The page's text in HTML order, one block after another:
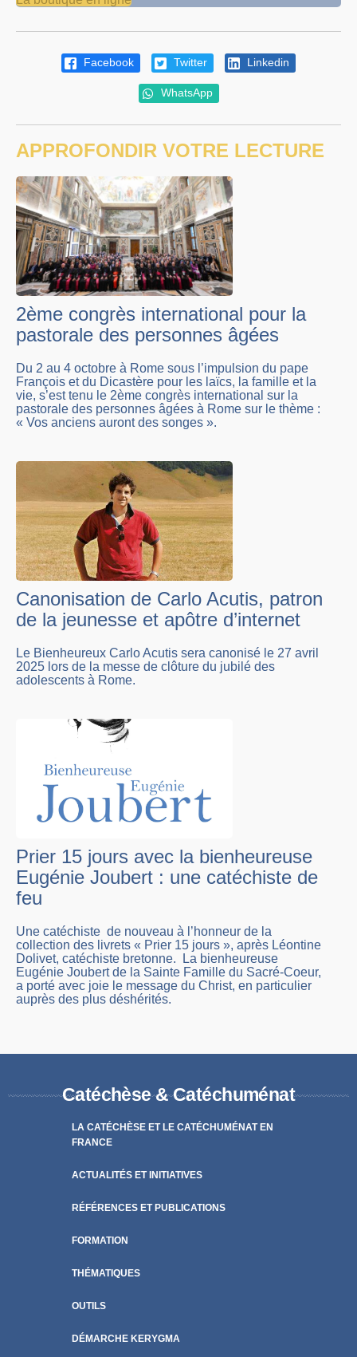
Facebook Twitter Linkedin
WhatsApp
APPROFONDIR VOTRE LECTURE
2ème congrès international pour la
pastorale des personnes âgées
Du 2 au 4 octobre à Rome sous l’impulsion du pape
François et du Dicastère pour les laïcs, la famille et la
vie, s’est tenu le 2ème congrès international sur la
pastorale des personnes âgées à Rome sur le thème :
« Vos anciens auront des songes ».
Canonisation de Carlo Acutis, patron
de la jeunesse et apôtre d’internet
Le Bienheureux Carlo Acutis sera canonisé le 27 avril
2025 lors de la messe de clôture du jubilé des
adolescents à Rome.
Prier 15 jours avec la bienheureuse
Eugénie Joubert : une catéchiste de
feu
Une catéchiste de nouveau à l’honneur de la
collection des livrets « Prier 15 jours », après Léontine
Dolivet, catéchiste bretonne. La bienheureuse
Eugénie Joubert de la Sainte Famille du Sacré-Coeur,
a porté avec joie le message du Christ, en particulier
auprès des plus déshérités.
Catéchèse & Catéchuménat
LA CATÉCHÈSE ET LE CATÉCHUMÉNAT EN
FRANCE
ACTUALITÉS ET INITIATIVES
RÉFÉRENCES ET PUBLICATIONS
FORMATION
THÉMATIQUES
OUTILS
DÉMARCHE KERYGMA